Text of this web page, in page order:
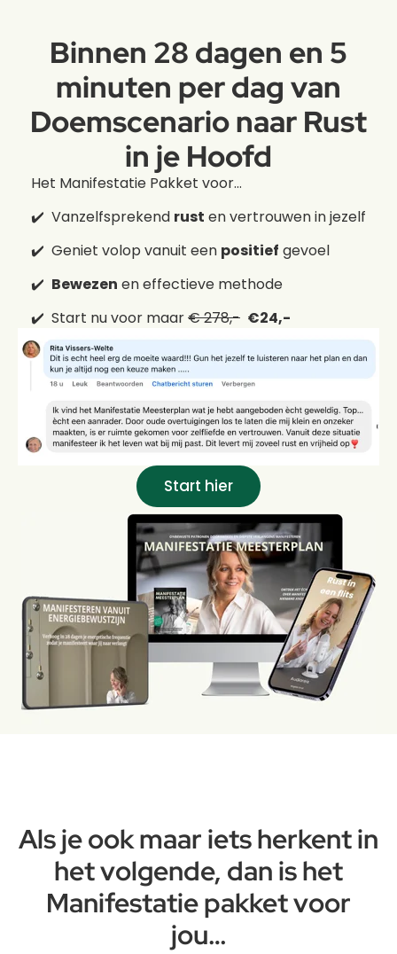
Binnen 28 dagen en 5
minuten per dag van
Doemscenario naar Rust
in je Hoofd
Het Manifestatie Pakket voor...
✔️ Vanzelfsprekend rust en vertrouwen in jezelf
✔️ Geniet volop vanuit een positief gevoel
✔️ Bewezen en effectieve methode
✔️ Start nu voor maar€ 278,- €24,-
Start hier
Als je ook maar iets herkent in
het volgende, dan is het
Manifestatie pakket voor
jou…